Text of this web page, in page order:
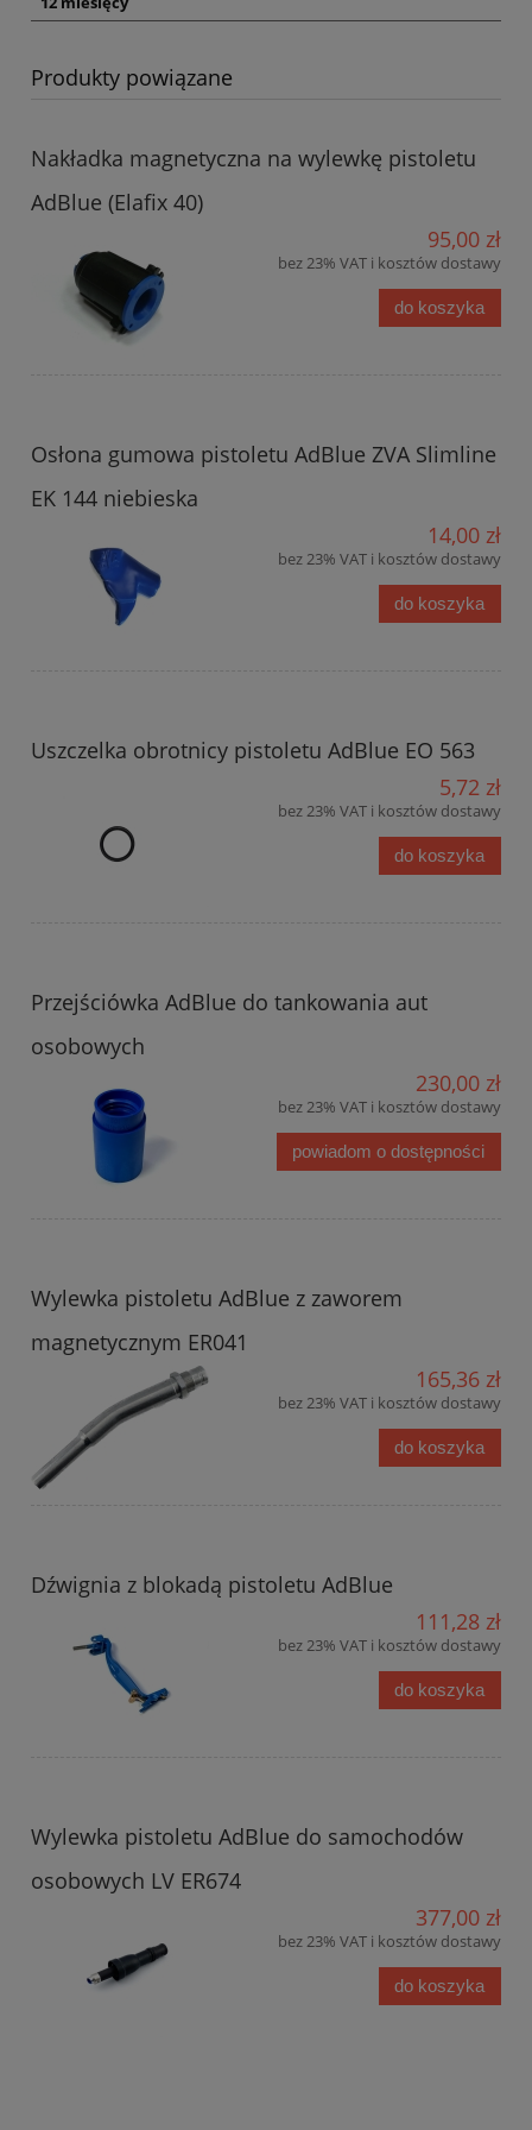
Produkty powiązane
Nakładka magnetyczna na wylewkę pistoletu
AdBlue (Elafix 40)
95,00 zł
bez 23% VAT i kosztów dostawy
do koszyka
Osłona gumowa pistoletu AdBlue ZVA Slimline
EK 144 niebieska
14,00 zł
bez 23% VAT i kosztów dostawy
do koszyka
Uszczelka obrotnicy pistoletu AdBlue EO 563
5,72 zł
bez 23% VAT i kosztów dostawy
do koszyka
Przejściówka AdBlue do tankowania aut
osobowych
230,00 zł
bez 23% VAT i kosztów dostawy
powiadom o dostępności
Wylewka pistoletu AdBlue z zaworem
magnetycznym ER041
165,36 zł
bez 23% VAT i kosztów dostawy
do koszyka
Dźwignia z blokadą pistoletu AdBlue
111,28 zł
bez 23% VAT i kosztów dostawy
do koszyka
Wylewka pistoletu AdBlue do samochodów
osobowych LV ER674
377,00 zł
bez 23% VAT i kosztów dostawy
do koszyka